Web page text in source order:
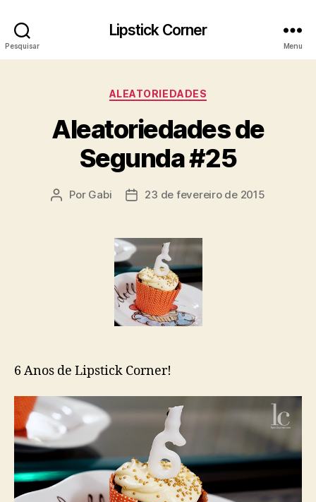
Pesquisar
Lipstick Corner
Menu
Categorias
ALEATORIEDADES
Aleatoriedades de
Segunda #25
Autor
Por Gabi
Data23 de fevereiro de 2015
6 Anos de Lipstick Corner!